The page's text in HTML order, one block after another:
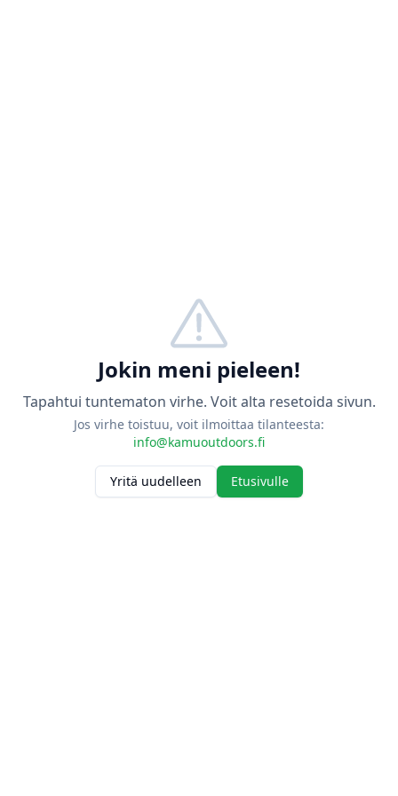
Jokin meni pieleen!
Tapahtui tuntematon virhe. Voit alta resetoida sivun.
Jos virhe toistuu, voit ilmoittaa tilanteesta:
info@kamuoutdoors.fi
Yritä uudelleen Etusivulle